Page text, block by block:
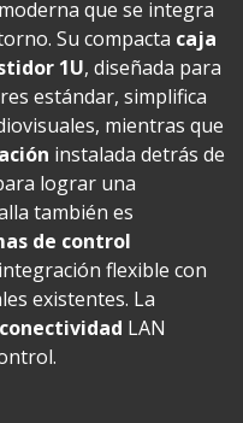
que se integra
Su compacta caja
1U, diseñada para
estándar, simplifica
mientras que
instalada detrás de
lograr una
también es
de control
flexible con
existentes. La
conectividad LAN